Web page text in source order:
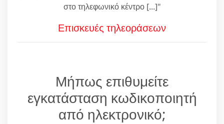
στο τηλεφωνικό κέντρο [...]"
Επισκευές τηλεοράσεων
Μήπως επιθυμείτε
εγκατάσταση κωδικοποιητή
από ηλεκτρονικό;